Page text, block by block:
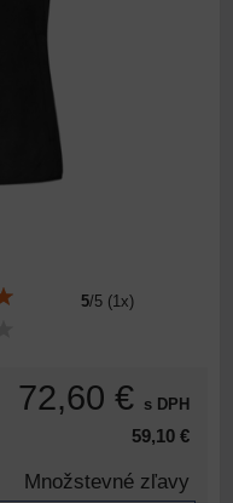
5/5 (1x)
72,60 € s DPH
59,10 €
Množstevné zľavy